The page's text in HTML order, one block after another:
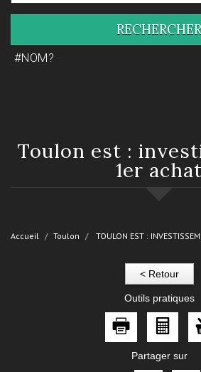
RECHERCHER
#NOM?
toulon est : investissement /
1er achat
Accueil Toulon TOULON EST :
< Retour
Outils pratiques
Partager sur